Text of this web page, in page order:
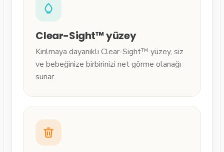
Clear-Sight™ yüzey
Kırılmaya dayanıklı Clear-Sight™ yüzey, siz
ve bebeğinize birbirinizi net görme olanağı
sunar.